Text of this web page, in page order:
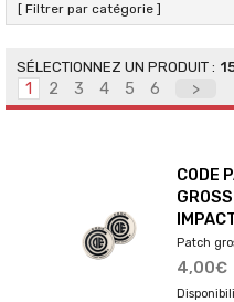
[ Filtrer par catégorie ]
1 2 3 4 5 6 >
CODE
Patch
4,00€